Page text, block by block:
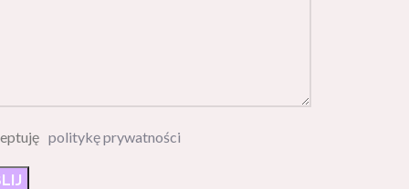
politykę prywatności